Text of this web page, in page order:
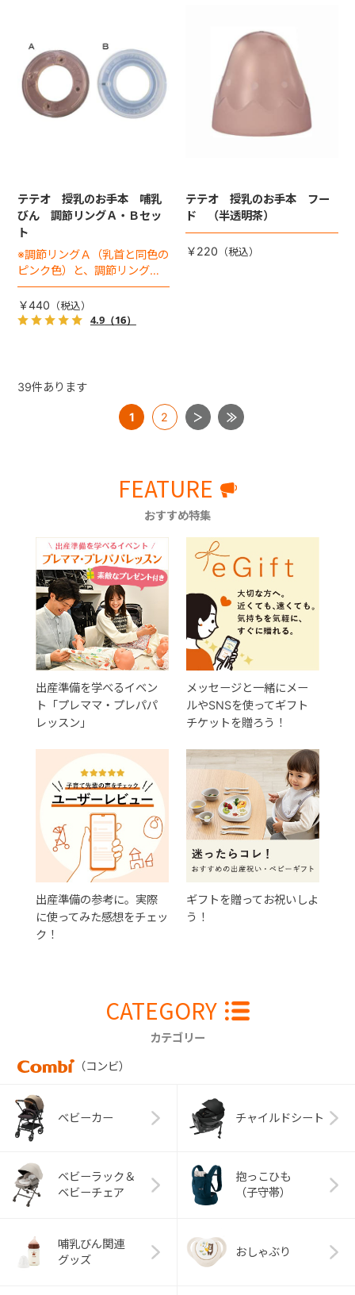
テテオ 授乳のお手本 哺乳
びん 調節リングＡ・Ｂセッ
ト
※調節リングＡ（乳首と同色の
ピンク色）と、調節リングＢ
（透明）のセットです
￥440
4.9（16）
テテオ 授乳のお手本 フー
ド （半透明茶）
￥220
39件あります
1 2
FEATURE
おすすめ特集
出産準備を学べるイベン
ト「プレママ・プレパパ
レッスン」
メッセージと一緒にメー
ルやSNSを使ってギフト
チケットを贈ろう！
出産準備の参考に。実際
に使ってみた感想をチェッ
ク！
ギフトを贈ってお祝いしよ
う！
CATEGORY
カテゴリー
（コンビ）
ベビーカー チャイルドシート
ベビーラック＆
ベビーチェア
抱っこひも
（子守帯）
哺乳びん関連
グッズ
おしゃぶり